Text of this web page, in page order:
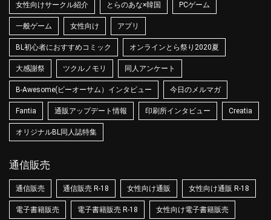
女性向けサークル紹介 とらのあな×韓国 PCゲーム
一般ゲーム 女性向け アプリ
BL初心者におすすめコミック オンラインとら祭り2020夏
大感謝祭 ツクルノモリ 同人アンケート
B-Awesome(ビーオーサム）インタビュー 今日のメルマガ
Fantia 通販アップデート情報 印刷所インタビュー Creatia
オリジナルBL同人誌特集
通信販売
通信販売 通信販売 R-18 女性向け通販 女性向け通販 R-18
電子書籍販売 電子書籍販売 R-18 女性向け電子書籍販売